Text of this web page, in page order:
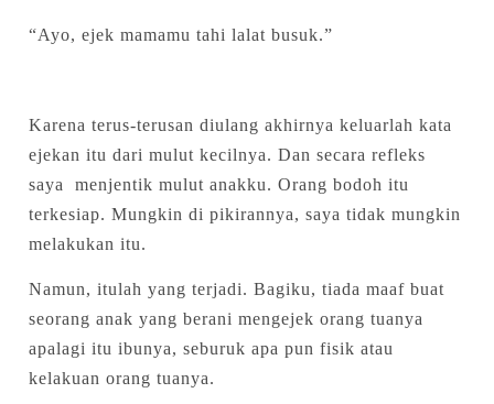
“Ayo, ejek mamamu tahi lalat busuk.”
Karena terus-terusan diulang akhirnya keluarlah kata
ejekan itu dari mulut kecilnya. Dan secara refleks
saya menjentik mulut anakku. Orang bodoh itu
terkesiap. Mungkin di pikirannya, saya tidak mungkin
melakukan itu.
Namun, itulah yang terjadi. Bagiku, tiada maaf buat
seorang anak yang berani mengejek orang tuanya
apalagi itu ibunya, seburuk apa pun fisik atau
kelakuan orang tuanya.